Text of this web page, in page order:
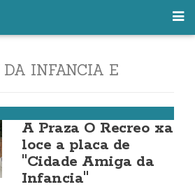
DA INFANCIA E
A Praza O Recreo xa
loce a placa de
"Cidade Amiga da
Infancia"